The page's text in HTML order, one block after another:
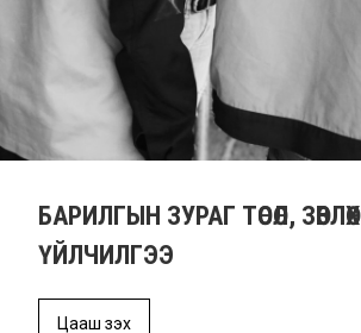
БАРИЛГЫН ЗУРАГ ТӨСӨЛ, ЗӨВЛӨХ
ҮЙЛЧИЛГЭЭ
Цааш үзэх